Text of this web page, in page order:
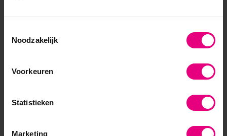
Noodzakelijk
Voorkeuren
Statistieken
Marketing